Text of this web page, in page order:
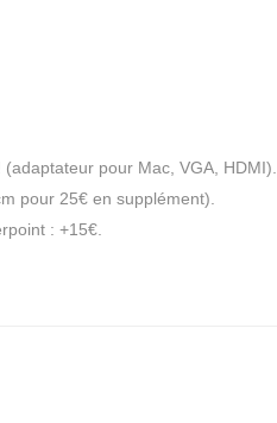
pour Mac, VGA, HDMI).
pour 25€ en supplément).
: +15€.